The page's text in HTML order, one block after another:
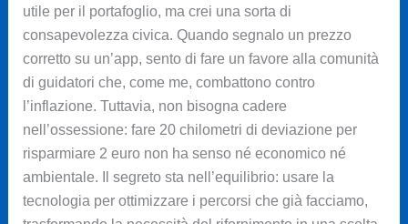
utile per il portafoglio, ma crei una sorta di
consapevolezza civica. Quando segnalo un prezzo
corretto su un’app, sento di fare un favore alla comunità
di guidatori che, come me, combattono contro
l’inflazione. Tuttavia, non bisogna cadere
nell’ossessione: fare 20 chilometri di deviazione per
risparmiare 2 euro non ha senso né economico né
ambientale. Il segreto sta nell’equilibrio: usare la
tecnologia per ottimizzare i percorsi che già facciamo,